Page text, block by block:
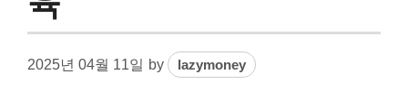
2025년 04월 11일 by lazymoney